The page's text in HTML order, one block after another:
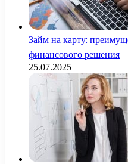
Займ на карту:
финансового решения
25.07.2025